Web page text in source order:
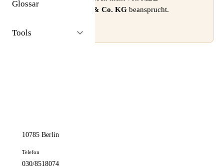
Glossar
Tools
Akustikgeräte GmbH & Co. KG beansprucht.
10785 Berlin
Telefon
030/8518074